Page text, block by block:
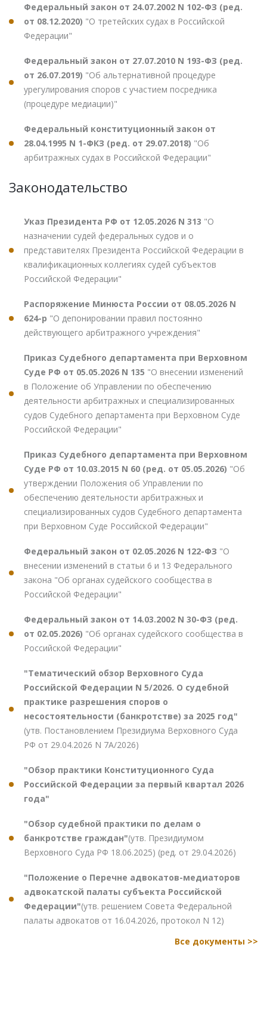
Федеральный закон от 24.07.2002 N 102-ФЗ (ред.
от 08.12.2020) "О третейских судах в Российской
Федерации"
Федеральный закон от 27.07.2010 N 193-ФЗ (ред.
от 26.07.2019) "Об альтернативной процедуре
урегулирования споров с участием посредника
(процедуре медиации)"
Федеральный конституционный закон от
28.04.1995 N 1-ФКЗ (ред. от 29.07.2018) "Об
арбитражных судах в Российской Федерации"
Законодательство
Указ Президента РФ от 12.05.2026 N 313 "О
назначении судей федеральных судов и о
представителях Президента Российской Федерации в
квалификационных коллегиях судей субъектов
Российской Федерации"
Распоряжение Минюста России от 08.05.2026 N
624-р "О депонировании правил постоянно
действующего арбитражного учреждения"
Приказ Судебного департамента при Верховном
Суде РФ от 05.05.2026 N 135 "О внесении изменений
в Положение об Управлении по обеспечению
деятельности арбитражных и специализированных
судов Судебного департамента при Верховном Суде
Российской Федерации"
Приказ Судебного департамента при Верховном
Суде РФ от 10.03.2015 N 60 (ред. от 05.05.2026) "Об
утверждении Положения об Управлении по
обеспечению деятельности арбитражных и
специализированных судов Судебного департамента
при Верховном Суде Российской Федерации"
Федеральный закон от 02.05.2026 N 122-ФЗ "О
внесении изменений в статьи 6 и 13 Федерального
закона "Об органах судейского сообщества в
Российской Федерации"
Федеральный закон от 14.03.2002 N 30-ФЗ (ред.
от 02.05.2026) "Об органах судейского сообщества в
Российской Федерации"
"Тематический обзор Верховного Суда
Российской Федерации N 5/2026. О судебной
практике разрешения споров о
несостоятельности (банкротстве) за 2025 год"
(утв. Постановлением Президиума Верховного Суда
РФ от 29.04.2026 N 7А/2026)
"Обзор практики Конституционного Суда
Российской Федерации за первый квартал 2026
года"
"Обзор судебной практики по делам о
банкротстве граждан"(утв. Президиумом
Верховного Суда РФ 18.06.2025) (ред. от 29.04.2026)
"Положение о Перечне адвокатов-медиаторов
адвокатской палаты субъекта Российской
Федерации"(утв. решением Совета Федеральной
палаты адвокатов от 16.04.2026, протокол N 12)
Все документы >>